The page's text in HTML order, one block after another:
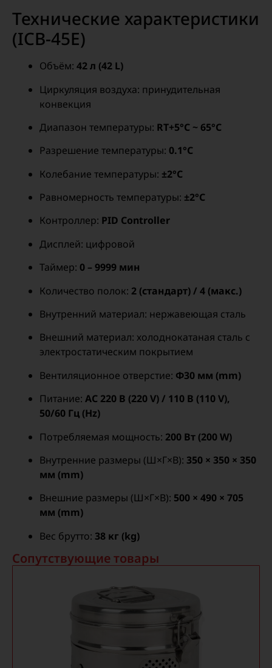
Технические характеристики
(ICB-45E)
Объём: 42 л (42 L)
Циркуляция воздуха: принудительная
конвекция
Диапазон температуры: RT+5°C ~ 65°C
Разрешение температуры: 0.1°C
Колебание температуры: ±2°C
Равномерность температуры: ±2°C
Контроллер: PID Controller
Дисплей: цифровой
Таймер: 0 – 9999 мин
Количество полок: 2 (стандарт) / 4 (макс.)
Внутренний материал: нержавеющая сталь
Внешний материал: холоднокатаная сталь с
электростатическим покрытием
Вентиляционное отверстие: Φ30 мм (mm)
Питание: AC 220 В (220 V) / 110 В (110 V),
50/60 Гц (Hz)
Потребляемая мощность: 200 Вт (200 W)
Внутренние размеры (Ш×Г×В): 350 × 350 × 350
мм (mm)
Внешние размеры (Ш×Г×В): 500 × 490 × 705
мм (mm)
Вес брутто: 38 кг (kg)
Сопутствующие товары